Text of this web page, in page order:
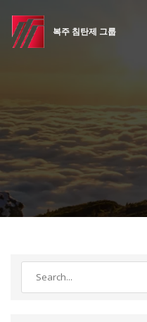
복주 침탄제 그룹